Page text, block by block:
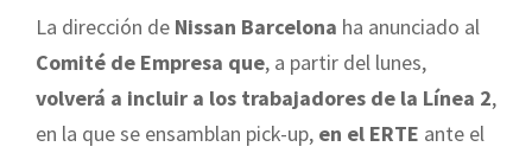
La dirección de Nissan Barcelona ha anunciado al
Comité de Empresa que, a partir del lunes,
volverá a incluir a los trabajadores de la Línea 2,
en la que se ensamblan pick-up, en el ERTE ante el